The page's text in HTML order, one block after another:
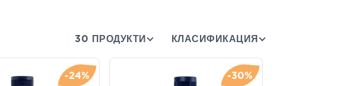
30 ПРОДУКТИ КЛАСИФИКАЦИЯ
-24% -30%